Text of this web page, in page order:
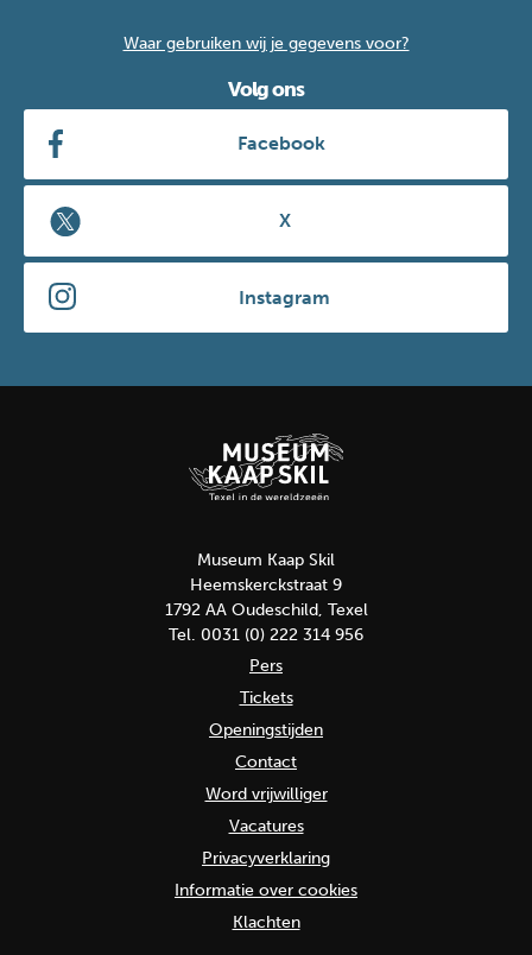
Waar gebruiken wij je gegevens voor?
Volg ons
Facebook
X
Instagram
Museum Kaap Skil
Heemskerckstraat 9
1792 AA Oudeschild, Texel
Tel. 0031 (0) 222 314 956
Pers
Tickets
Openingstijden
Contact
Word vrijwilliger
Vacatures
Privacyverklaring
Informatie over cookies
Klachten